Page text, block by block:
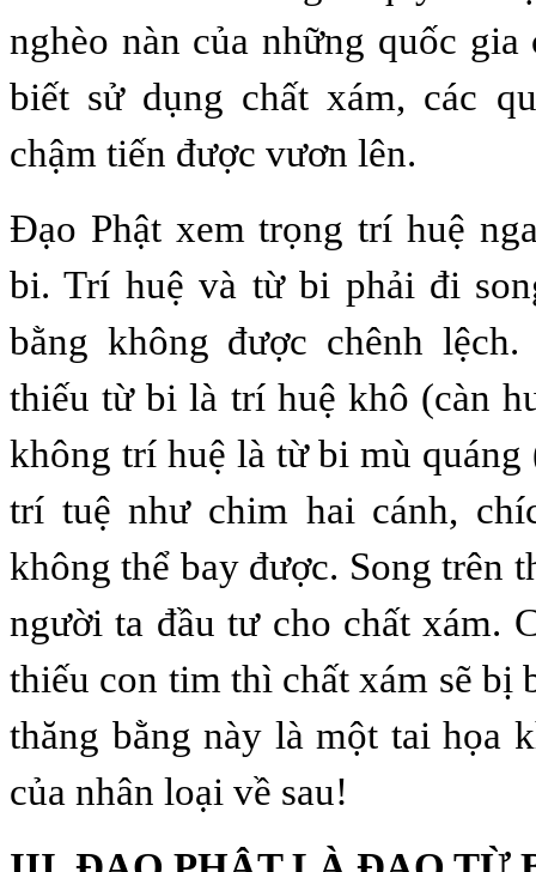
nghèo nàn của những quốc
biết sử dụng chất xám, các
chậm tiến được vươn lên.
Đạo Phật xem trọng trí huệ
bi. Trí huệ và từ bi phải đi
bằng không được chênh
thiếu từ bi là trí huệ khô (càn
không trí huệ là từ bi mù
trí tuệ như chim hai cánh,
không thể bay được. Song trên
người ta đầu tư cho chất xám.
thiếu con tim thì chất xám sẽ bị
thăng bằng này là một tai họa
của nhân loại về sau!